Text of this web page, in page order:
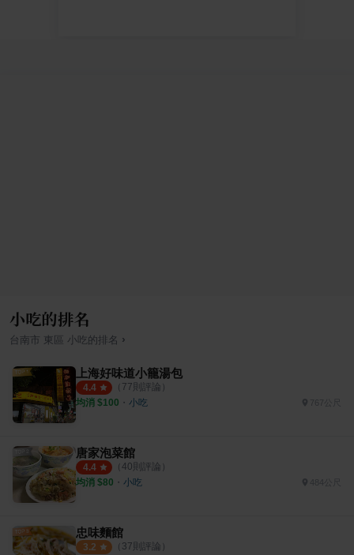
小吃的排名
台南市 東區 小吃 的排名 ›
上海好味道小籠湯包
4.4 （ 77則評論）
均消 $100 ・ 小吃
唐家泡菜館
4.4 （ 40則評論）
均消 $80 ・ 小吃 484公尺
忠味麵館
3.2 （ 37則評論）